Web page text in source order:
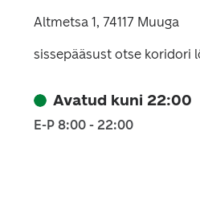
Altmetsa 1, 74117 Muuga
sissepääsust otse koridori
Avatud kuni 22:00
E-P 8:00 - 22:00